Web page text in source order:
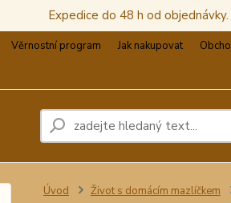
Expedice do 48 h od
Věrnostní program Jak nakupovat
Úvod Život s domácím mazlíčkem